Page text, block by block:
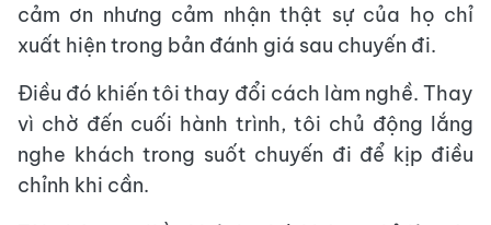
cảm ơn nhưng cảm nhận thật sự của họ chỉ
xuất hiện trong bản đánh giá sau chuyến đi.
Điều đó khiến tôi thay đổi cách làm nghề. Thay
vì chờ đến cuối hành trình, tôi chủ động lắng
nghe khách trong suốt chuyến đi để kịp điều
chỉnh khi cần.